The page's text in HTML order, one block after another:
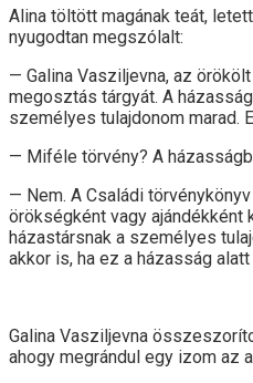
Alina töltött magának teát,
nyugodtan megszólalt:
— Galina Vasziljevna, az
megosztás tárgyát. A
személyes tulajdonom marad.
— Miféle törvény? A
— Nem. A Családi
örökségként vagy ajándékként
házastársnak a személyes
akkor is, ha ez a házasság
Galina Vasziljevna
ahogy megrándul egy izom az